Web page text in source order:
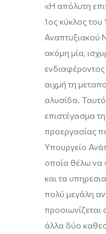
«Η απόλυτη
1ος κύκλος
ακόμη μία,
ενδιαφέροντος
αιχμή τη
αλυσίδα. Τα
επιστέγασμα
προεργασίας
Υπουργείο
οποία θέλω να
και τα
πολύ μεγάλη
προοιωνίζεται
άλλα δύο